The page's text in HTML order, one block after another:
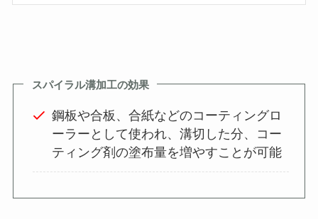
スパイラル溝加工の効果
鋼板や合板、合紙などのコーティングロ
ーラーとして使われ、溝切した分、コー
ティング剤の塗布量を増やすことが可能